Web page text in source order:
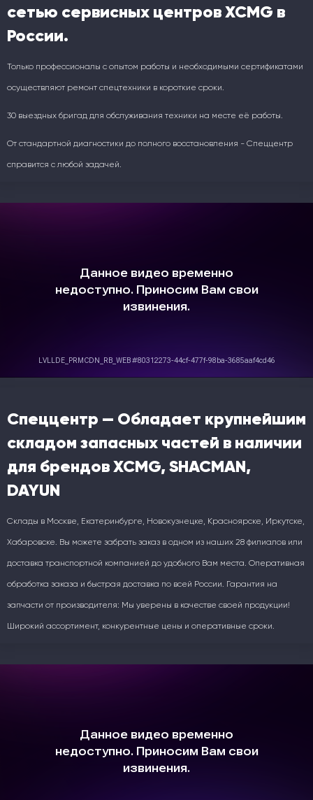
сетью сервисных центров XCMG в
России.
Только профессионалы с опытом работы и необходимыми сертификатами
осуществляют ремонт спецтехники в короткие сроки.
30 выездных бригад для обслуживания техники на месте её работы.
От стандартной диагностики до полного восстановления - Спеццентр
справится с любой задачей.
Спеццентр — Обладает крупнейшим
складом запасных частей в наличии
для брендов XCMG, SHACMAN,
DAYUN
Склады в Москве, Екатеринбурге, Новокузнецке, Красноярске, Иркутске,
Хабаровске. Вы можете забрать заказ в одном из наших 28 филиалов или
доставка транспортной компанией до удобного Вам места. Оперативная
обработка заказа и быстрая доставка по всей России. Гарантия на
запчасти от производителя: Мы уверены в качестве своей продукции!
Широкий ассортимент, конкурентные цены и оперативные сроки.